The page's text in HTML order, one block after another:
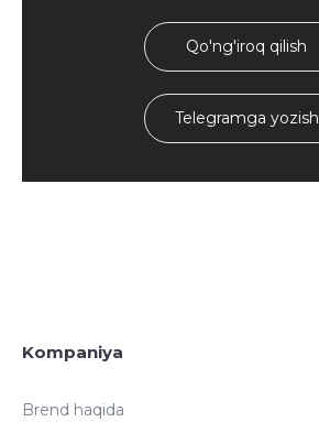
Qo'ng'iroq qilish
Telegramga yozish
Kompaniya
Brend haqida